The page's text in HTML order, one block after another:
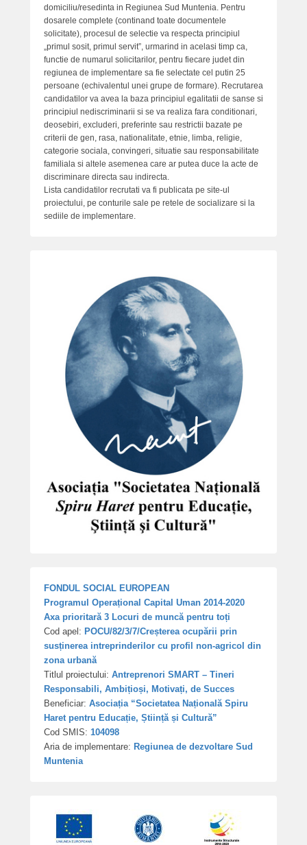
domiciliu/resedinta in Regiunea Sud Muntenia. Pentru
dosarele complete (continand toate documentele
solicitate), procesul de selectie va respecta principiul
„primul sosit, primul servit”, urmarind in acelasi timp ca,
functie de numarul solicitarilor, pentru fiecare judet din
regiunea de implementare sa fie selectate cel putin 25
persoane (echivalentul unei grupe de formare). Recrutarea
candidatilor va avea la baza principiul egalitatii de sanse si
principiul nediscriminarii si se va realiza fara conditionari,
deosebiri, excluderi, preferinte sau restrictii bazate pe
criterii de gen, rasa, nationalitate, etnie, limba, religie,
categorie sociala, convingeri, situatie sau responsabilitate
familiala si altele asemenea care ar putea duce la acte de
discriminare directa sau indirecta.
Lista candidatilor recrutati va fi publicata pe site-ul
proiectului, pe conturile sale pe retele de socializare si la
sediile de implementare.
FONDUL SOCIAL EUROPEAN
Programul Operațional Capital Uman 2014-2020
Axa prioritară 3 Locuri de muncă pentru toți
Cod apel: POCU/82/3/7/Creșterea ocupării prin
susținerea intreprinderilor cu profil non-agricol din
zona urbană
Titlul proiectului: Antreprenori SMART – Tineri
Responsabili, Ambițioși, Motivați, de Succes
Beneficiar: Asociația “Societatea Națională Spiru
Haret pentru Educație, Știință și Cultură”
Cod SMIS: 104098
Aria de implementare: Regiunea de dezvoltare Sud
Muntenia